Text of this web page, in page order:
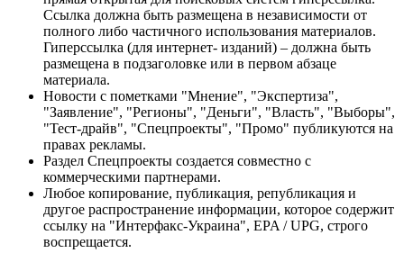
Ссылка должна быть размещена в независимости от
полного либо частичного использования материалов.
Гиперссылка (для интернет- изданий) – должна быть
размещена в подзаголовке или в первом абзаце
материала.
Новости с пометками "Мнение", "Экспертиза",
"Заявление", "Регионы", "Деньги", "Власть", "Выборы",
"Тест-драйв", "Спецпроекты", "Промо" публикуются на
правах рекламы.
Раздел Спецпроекты создается совместно с
коммерческими партнерами.
Любое копирование, публикация, републикация и
другое распространение информации, которое содержит
ссылку на "Интерфакс-Украина", EPA / UPG, строго
воспрещается.